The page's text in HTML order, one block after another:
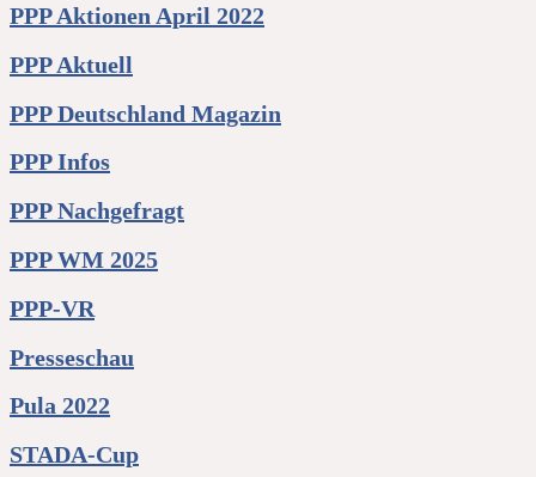
PPP Aktionen April 2022
PPP Aktuell
PPP Deutschland Magazin
PPP Infos
PPP Nachgefragt
PPP WM 2025
PPP-VR
Presseschau
Pula 2022
STADA-Cup